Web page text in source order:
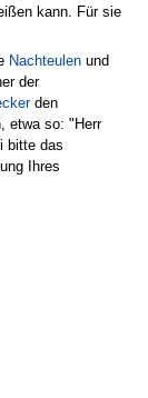
kann. Für sie
Nachteulen und
der
den
etwa so: "Herr
bitte das
Ihres